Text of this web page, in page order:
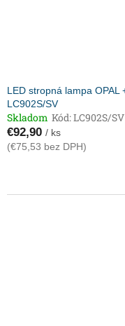
LED stropná lampa OPAL
LC902S/SV
Skladom Kód:LC902S/SV
€92,90 / ks
(€75,53 bez DPH)